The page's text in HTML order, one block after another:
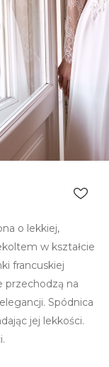
o lekkiej,
w kształcie
francuskiej
przechodzą na
Spódnica
jej lekkości.